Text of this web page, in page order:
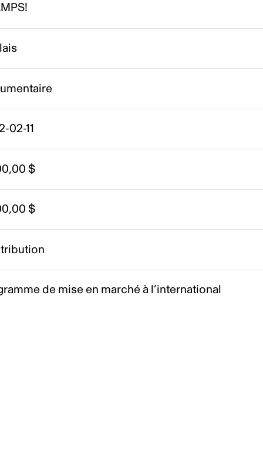
02-11
$
$
de mise en marché à l’international